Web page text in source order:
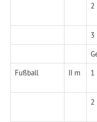
2
3
Fußball
II m 1
2